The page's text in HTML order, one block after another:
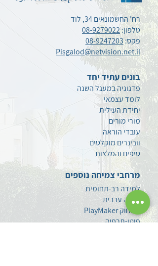
רח' החשמונאים 34, לוד
טלפון:08-9279022
פקס:08-9247203
Pisgalod@netvision.net.il
בונים עתיד יחד
פדגוגיה במעגל השנה
לומד עצמאי
יחידת העילית
מורי מורים
עובדי הוראה
וובינרים מוקלטים
טיפים והמלצות
מרחבי צמיחה נוספים
למידה רב-תחומית
חברה ערבית
משחוק PlayMaker
פוטו-תרפיה